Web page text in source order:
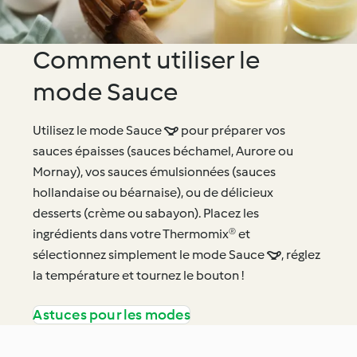
Comment utiliser le
mode Sauce
Utilisez le mode Sauce  pour préparer vos
sauces épaisses (sauces béchamel, Aurore ou
Mornay), vos sauces émulsionnées (sauces
hollandaise ou béarnaise), ou de délicieux
desserts (crème ou sabayon). Placez les
ingrédients dans votre Thermomix® et
sélectionnez simplement le mode Sauce , réglez
la température et tournez le bouton !
Astuces pour les modes